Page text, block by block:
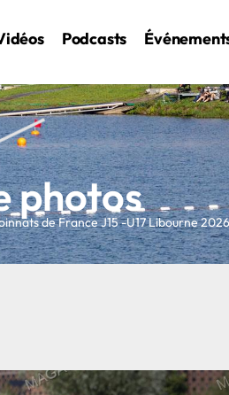
Podcasts
photos
de France J15 -U17 Libourne